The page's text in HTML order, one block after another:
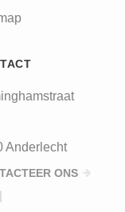
Anderlecht
ONS